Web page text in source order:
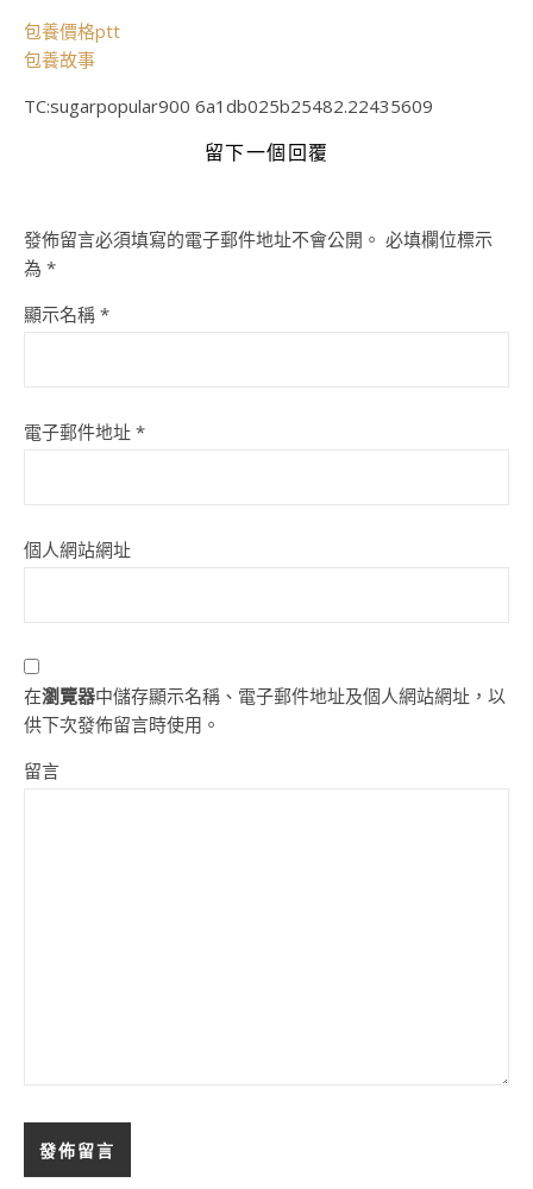
包養價格ptt
包養故事
TC:sugarpopular900 6a1db025b25482.22435609
留下一個回覆
發佈留言必須填寫的電子郵件地址不會公開。 必填欄位標示
為 *
顯示名稱 *
電子郵件地址 *
個人網站網址
在瀏覽器中儲存顯示名稱、電子郵件地址及個人網站網址，以
供下次發佈留言時使用。
留言